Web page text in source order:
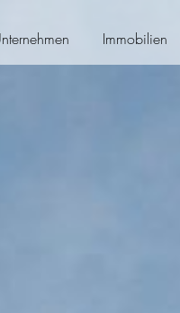
Immobilien